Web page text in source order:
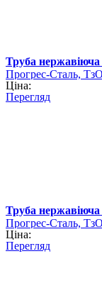
Труба
Прогрес-Сталь,
Ціна:
Перегляд
Труба
Прогрес-Сталь,
Ціна:
Перегляд